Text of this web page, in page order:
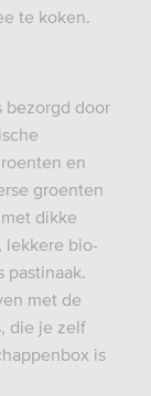
te koken.
bezorgd door
en
groenten
dikke
lekkere bio-
pastinaak.
met de
die je zelf
is